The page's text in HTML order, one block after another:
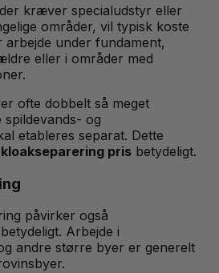
kræver specialudstyr eller
områder, vil typisk koste
arbejde under fundament,
eller i områder med
ofte dobbelt så meget
spildevands- og
etableres separat. Dette
kloakseparering pris betydeligt.
påvirker også
betydeligt. Arbejde i
andre større byer er generelt